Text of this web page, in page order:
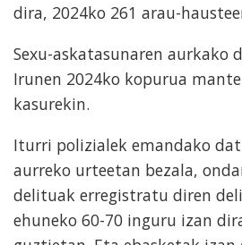
dira, 2024ko 261 arau-
Sexu-askatasunaren aurkako
Irunen 2024ko kopurua
kasurekin.
Iturri polizialek emandako
aurreko urteetan bezala,
delituak erregistratu diren
ehuneko 60-70 inguru izan